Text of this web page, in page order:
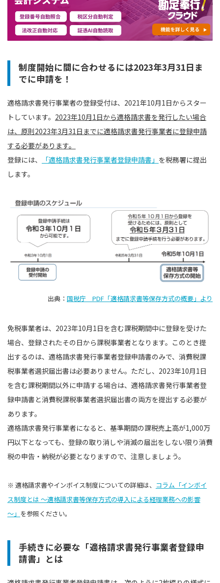
制度開始に間に合わせるには2023年3月31日ま
でに申請を！
適格請求書発行事業者の登録受付は、2021年10月1日からスター
トしています。 2023年10月1日から適格請求書を発行したい場合
は、原則2023年3月31日までに適格請求書発行事業者に登録申請
する必要があります。
登録には、
「適格請求書発行事業者登録申請書」 を税務署に提出
します。
出典： 国税庁 PDF「適格請求書等保存方式の概要」より
免税事業者は、2023年10月1日を含む課税期間中に登録を受けた
場合、登録されたその日から課税事業者となります。このとき提
出するのは、適格請求書発行事業者登録申請書のみで、消費税課
税事業者選択届出書は必要ありません。ただし、2023年10月1日
を含む課税期間以外に申請する場合は、適格請求書発行事業者登
録申請書と消費税課税事業者選択届出書の両方を提出する必要が
あります。
適格請求書発行事業者になると、基準期間の課税売上高が1,000万
円以下となっても、登録の取り消しや消滅の届出をしない限り消費
税の申告・納税が必要となりますので、注意しましょう。
※ 適格請求書やインボイス制度についての詳細は、 コラム「インボイ
ス制度とは ～適格請求書等保存方式の導入による経理業務への影響
～」 を参照ください。
手続きに必要な「適格請求書発行事業者登録申
請書」とは